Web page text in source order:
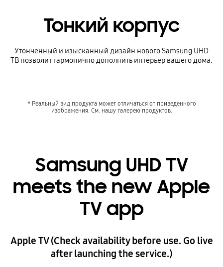
Тонкий корпус
Утонченный и изысканный дизайн нового Samsung UHD
ТВ позволит гармонично дополнить интерьер вашего дома.
* Реальный вид продукта может отличаться от приведенного
изображения. См. нашу галерею продуктов.
Samsung UHD TV
meets the new Apple
TV app
Apple TV (Check availability before use. Go live
after launching the service.)